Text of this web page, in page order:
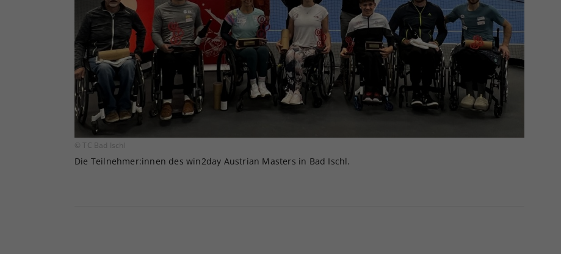
© TC Bad Ischl
Die Teilnehmer:innen des win2day Austrian Masters in Bad Ischl.